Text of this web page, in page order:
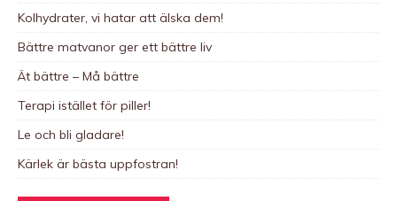
Kolhydrater, vi hatar att älska dem!
Bättre matvanor ger ett bättre liv
Ät bättre – Må bättre
Terapi istället för piller!
Le och bli gladare!
Kärlek är bästa uppfostran!